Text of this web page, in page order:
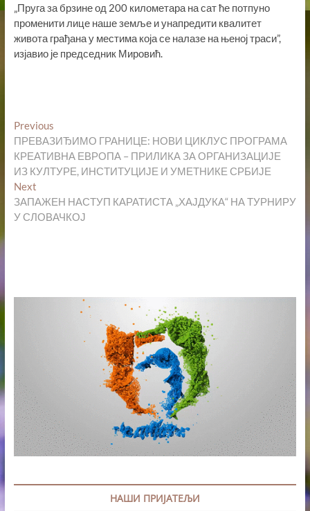
„Пруга за брзине од 200 километара на сат ће потпуно
променити лице наше земље и унапредити квалитет
живота грађана у местима која се налазе на њеној траси”,
изјавио је председник Мировић.
Кретање
чланка
PreviousPrevious
post:
ПРЕВАЗИЂИМО ГРАНИЦЕ: НОВИ ЦИКЛУС ПРОГРАМА
КРЕАТИВНА ЕВРОПА – ПРИЛИКА ЗА ОРГАНИЗАЦИЈЕ
ИЗ КУЛТУРЕ, ИНСТИТУЦИЈЕ И УМЕТНИКЕ СРБИЈЕ
NextNext
post:
ЗАПАЖЕН НАСТУП КАРАТИСТА „ХАЈДУКА“ НА ТУРНИРУ
У СЛОВАЧКОЈ
НАШИ ПРИЈАТЕЉИ